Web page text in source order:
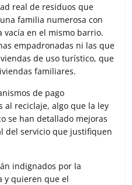
real de residuos que
familia numerosa con
vacía en el mismo barrio.
empadronadas ni las que
de uso turístico, que
familiares.
de pago
reciclaje, algo que la ley
se han detallado mejoras
del servicio que justifiquen
indignados por la
y quieren que el